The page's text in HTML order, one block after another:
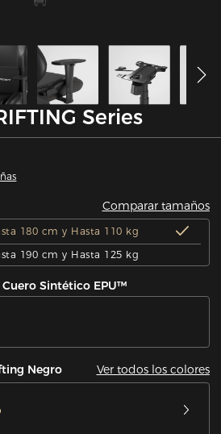
Series
Comparar tamaños
180 cm y Hasta 110 kg
190 cm y Hasta 125 kg
Sintético EPU™
Negro Ver todos los colores